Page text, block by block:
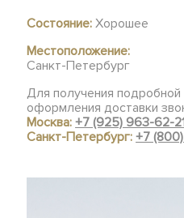
Состояние: Хорошее
Местоположение:
Санкт-Петербург
Для получения
оформления доставки
Москва:+7 (925) 963-62-
Санкт-Петербург:+7